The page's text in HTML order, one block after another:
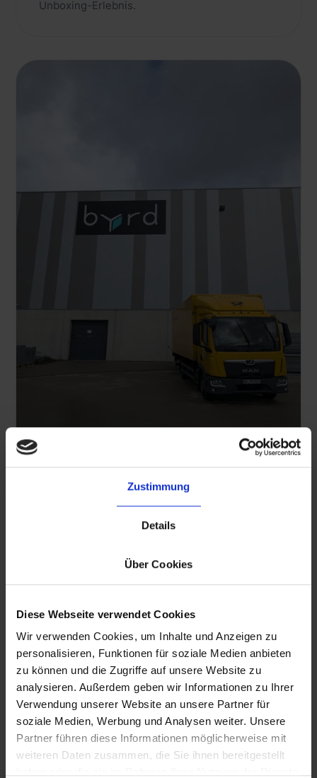
Zustimmung
Details
Über Cookies
Diese Webseite verwendet Cookies
Wir verwenden Cookies, um Inhalte und Anzeigen zu
personalisieren, Funktionen für soziale Medien anbieten
zu können und die Zugriffe auf unsere Website zu
analysieren. Außerdem geben wir Informationen zu Ihrer
Verwendung unserer Website an unsere Partner für
soziale Medien, Werbung und Analysen weiter. Unsere
Partner führen diese Informationen möglicherweise mit
weiteren Daten zusammen, die Sie ihnen bereitgestellt
Unboxing-Erlebnis.
Europaweit skalieren
flexibles Multi-Warehouse-Setup
Laufzeiten und Cross-Border-Kosten zu